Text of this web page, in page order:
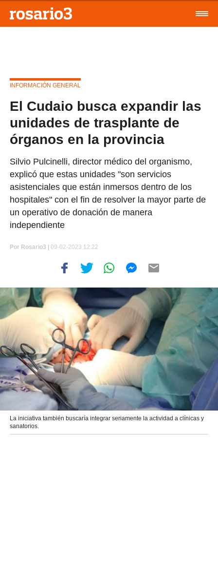
INFORMACIÓN GENERAL
El Cudaio busca expandir las
unidades de trasplante de
órganos en la provincia
Silvio Pulcinelli, director médico del organismo,
explicó que estas unidades "son servicios
asistenciales que están inmersos dentro de los
hospitales" con el fin de resolver la mayor parte de
un operativo de donación de manera
independiente
Por Rosario3 | 09-02-2023 12:22
La iniciativa también buscaría integrar seriamente la actividad a clínicas y
sanatorios.